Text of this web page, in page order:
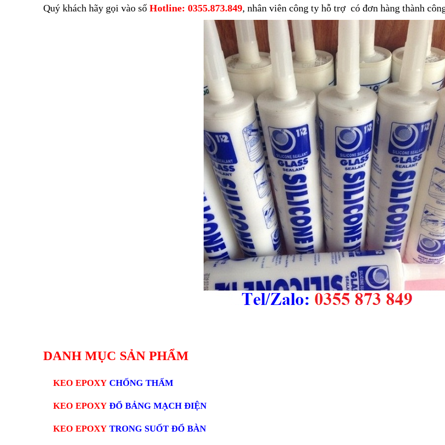
Quý khách hãy gọi vào số Hotline: 0355.873.849, nhân viên công ty hỗ trợ có đơn hàng thành
DANH MỤC SẢN PHẨM
KEO EPOXY CHỐNG THẤM
KEO EPOXY ĐỔ BẢNG MẠCH ĐIỆN
KEO EPOXY TRONG SUỐT ĐỔ BÀN